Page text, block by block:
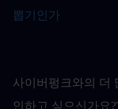
뽑기인가
사이버펑크와의 더
인하고 싶으신가요?